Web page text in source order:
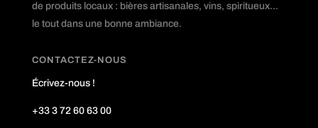
de produits locaux : bières artisanales, vins, spiritueux...
le tout dans une bonne ambiance.
CONTACTEZ-NOUS
Écrivez-nous !
+33 3 72 60 63 00